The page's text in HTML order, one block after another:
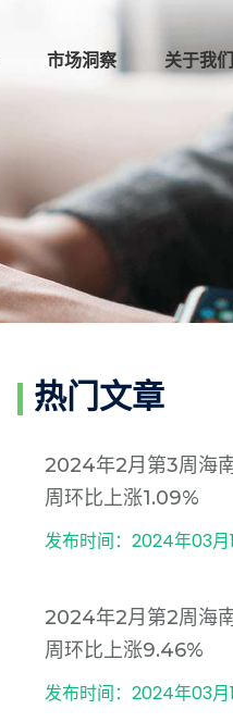
市场洞察 关于我们
热门文章
2024年2月第3周海
周环比上涨1.09%
发布时间：2024年03月
2024年2月第2周海
周环比上涨9.46%
发布时间：2024年03月